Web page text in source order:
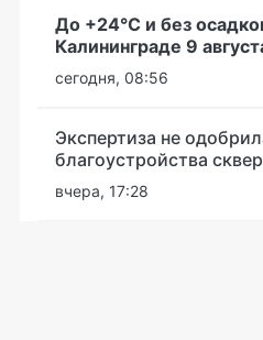
До +24°С и без
Калининграде 9
сегодня, 08:56
Экспертиза не
благоустройства
вчера, 17:28